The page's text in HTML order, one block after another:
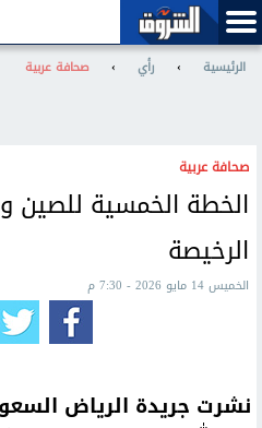
الرئيسية › رأي › صحافة عربية
صحافة عربية
الخطة الخمسية للصين
الرخيصة
الخميس 14 مايو 2026 - 7:30 م
نشرت جريدة الرياض